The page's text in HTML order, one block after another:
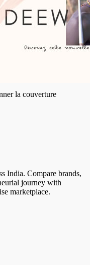
la couverture
India. Compare brands,
journey with
marketplace.